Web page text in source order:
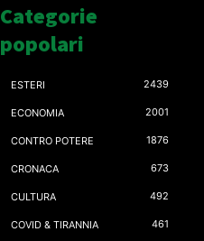
Categorie
popolari
ESTERI 2439
ECONOMIA 2001
CONTRO POTERE 1876
CRONACA 673
CULTURA 492
COVID & TIRANNIA 461